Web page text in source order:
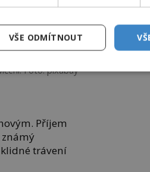
v němž nechybí
Foto: pixabay
Příjem
trávení
VŠE ODMÍTNOUT